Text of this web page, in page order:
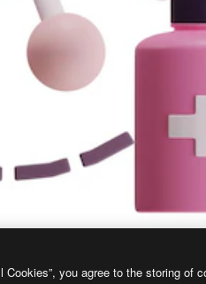
Cookies”, you agree to the storing of